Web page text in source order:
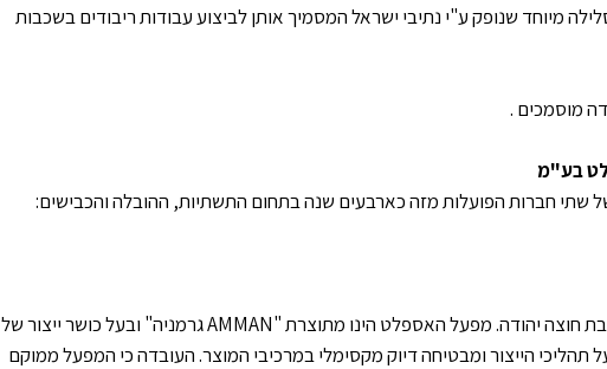
מיוחד שנופק ע"י נתיבי ישראל המסמיך אותן לביצוע עבודות ריבודים בשכבות
בע"מ
מפעל האספלט שבבעלות אורן בן ארי שוכן במחצבת חוצה יהודה. מפעל האספלט הינו מתוצרת "AMMAN גרמניה" ובעל כושר ייצור של
תהליכי הייצור ומבטיחה דיוק מקסימלי במרכיבי המוצר. העובדה כי המפעל ממוקם